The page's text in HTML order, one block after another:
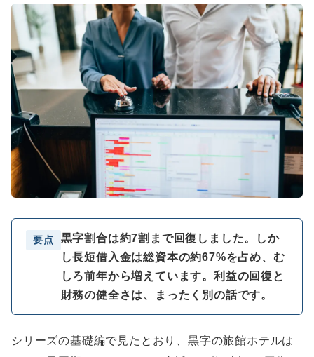
要点
黒字割合は約7割まで回復しました。しか
し長短借入金は総資本の約67%を占め、む
しろ前年から増えています。利益の回復と
財務の健全さは、まったく別の話です。
シリーズの基礎編で見たとおり、黒字の旅館ホテルは